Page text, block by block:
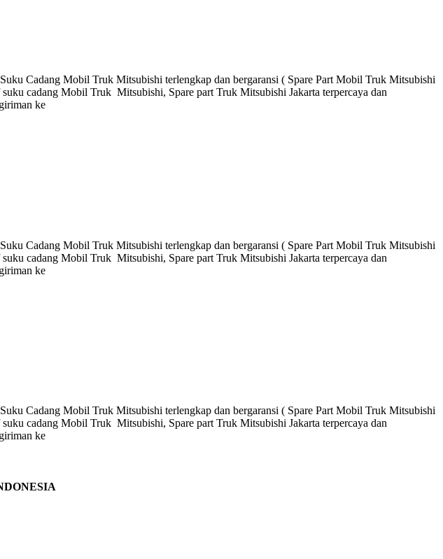
Cadang Mobil Truk Mitsubishi terlengkap dan bergaransi ( Spare Part Mobil Truk Mitsubishi
cadang Mobil Truk Mitsubishi, Spare part Truk Mitsubishi Jakarta terpercaya dan
ke
Cadang Mobil Truk Mitsubishi terlengkap dan bergaransi ( Spare Part Mobil Truk Mitsubishi
cadang Mobil Truk Mitsubishi, Spare part Truk Mitsubishi Jakarta terpercaya dan
ke
Cadang Mobil Truk Mitsubishi terlengkap dan bergaransi ( Spare Part Mobil Truk Mitsubishi
cadang Mobil Truk Mitsubishi, Spare part Truk Mitsubishi Jakarta terpercaya dan
ke